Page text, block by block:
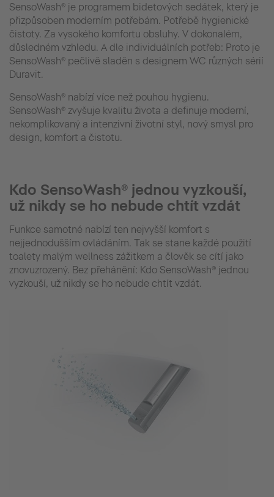
SensoWash® je programem bidetových sedátek, který je
přizpůsoben moderním potřebám. Potřebě hygienické
čistoty. Za vysokého komfortu obsluhy. V dokonalém,
důsledném vzhledu. A dle individuálních potřeb: Proto je
SensoWash® pečlivě sladěn s designem WC různých sérií
Duravit.
SensoWash® nabízí více než pouhou hygienu.
SensoWash® zvyšuje kvalitu života a definuje moderní,
nekomplikovaný a intenzivní životní styl, nový smysl pro
design, komfort a čistotu.
Kdo SensoWash® jednou vyzkouší,
už nikdy se ho nebude chtít vzdát
Funkce samotné nabízí ten nejvyšší komfort s
nejjednodušším ovládáním. Tak se stane každé použití
toalety malým wellness zážitkem a člověk se cítí jako
znovuzrozený. Bez přehánění: Kdo SensoWash® jednou
vyzkouší, už nikdy se ho nebude chtít vzdát.